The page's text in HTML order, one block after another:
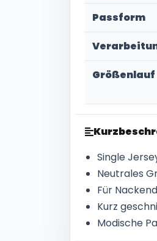
Passform
Größenlauf
Single
Neutrales
Für
Kurz
Modische